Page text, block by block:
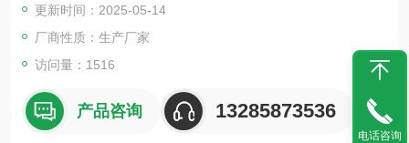
本，材质为不锈钢
更新时间：2025-05-14
厂商性质：生产厂家
访问量：1516
产品咨询 13285873536
电话咨询